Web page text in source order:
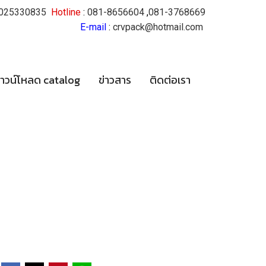
Hotline : 081-8656604 ,081-3768669
E-mail : crvpack@hotmail.com
วน์โหลด catalog ข่าวสาร ติดต่อเรา